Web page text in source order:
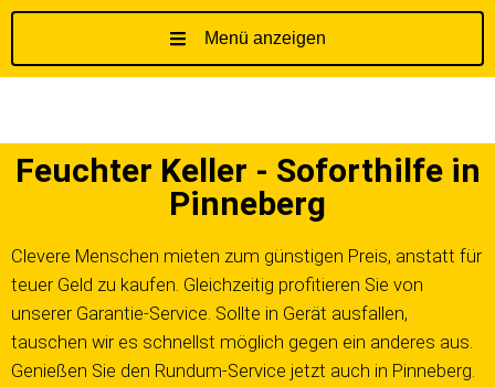
n
s
p
r
i
Menü anzeigen
Feuchter Keller - Soforthilfe in
Pinneberg
Clevere Menschen mieten zum günstigen Preis, anstatt für
teuer Geld zu kaufen. Gleichzeitig profitieren Sie von
unserer Garantie-Service. Sollte in Gerät ausfallen,
tauschen wir es schnellst möglich gegen ein anderes aus.
Genießen Sie den Rundum-Service jetzt auch in Pinneberg.